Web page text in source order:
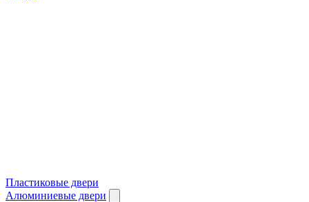
Пластиковые двери
Алюминиевые двери